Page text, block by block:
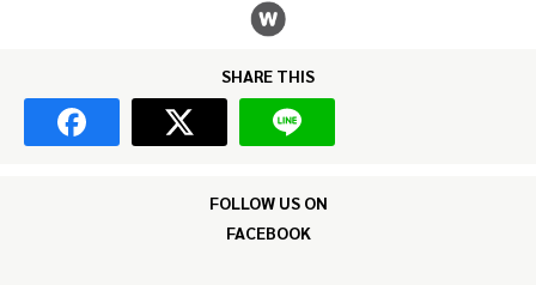
SHARE THIS
FOLLOW US ON
FACEBOOK